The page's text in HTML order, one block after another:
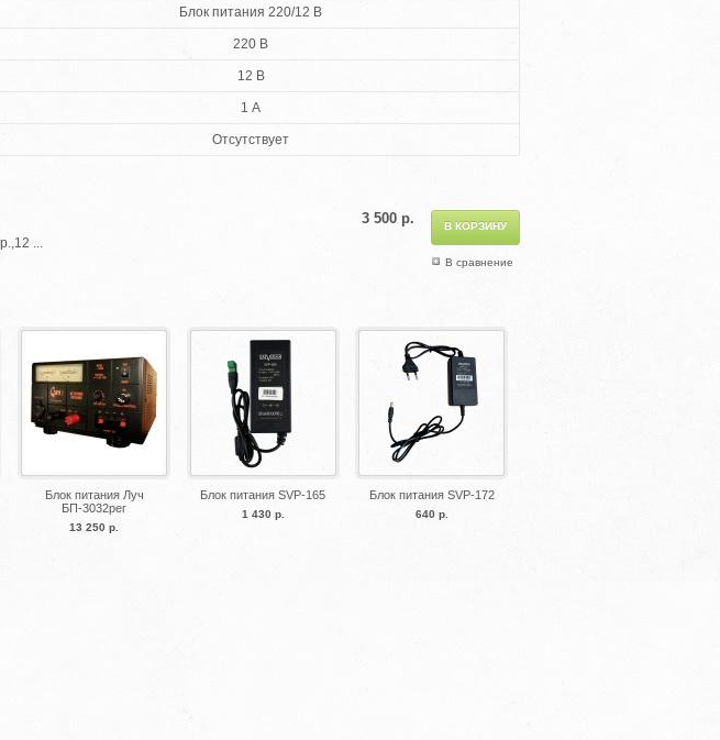
Блок питания 220/12 В
220 В
12 В
1 А
Отсутствует
В сравнение
3 500 р.
...
Блок питания Луч
БП-3032рег
13 250 р.
Блок питания SVP-165
1 430 р.
Блок питания SVP-172
640 р.